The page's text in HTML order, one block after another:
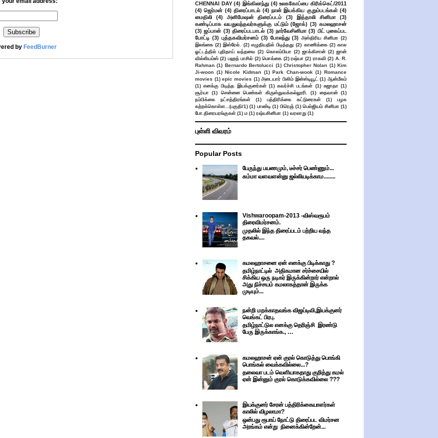
by FeedBurner
CHENNAI DAY (4) இங்கிலாந்து (4) உலககோப்பை கிரிக்கெட்/2011
(4) ஜெர்மன் (4) திரைப்பாடல் (4) நான் இயக்கிய குறும்படங்கள் (4)
மைதிலி
(4) அனிமேஷன் திரைப்படம் (3) இத்தாலி சினிமா
(3)
கண்டிப்பாக வயதுவந்தவர்களுக்கு மட்டும் (ஜோக்) (3) கமலஹாசன்
(3) ஜப்பான் (3) திரைப்படபாடல் (3) நார்வேசினிமா (3) பிட் புகைப்பட
போட்டி (3) புத்தகவிமர்சனம் (3) போலந்து (3) அஸ்திரிய சினிமா (2)
இலங்கை (2) இஸ்ரேல். (2) எழுதியதில் பிடித்தது (2) காணிக்கை (2) கால
ஓட்டத்தில் புதிதாய் வந்தவை (2) கொலம்பியா (2) ஜாக்கிசான் (2) ஜான்
வில்லியம்ஸ் (2) பஹத் பாசில் (2) மொக்கை (2) ரஷ்யா (2) ராகவி (2) A. R.
Rahman (1) Bernardo Bertolucci (1) Christopher Nolan (1) Kim
Ji-woon (1) Nicole Kidman (1) Park Chan-wook (1) Romance
movies (1) epic movies (1) அடையார் பிலிம் இன்ஸ்டியூட் (1) ஆன்மீகம்
(1) எனக்கு பிடித்த இயக்குனர்கள் (1) கவர்ச்சி படங்கள் (1) சுஜாதா (1)
சூர்யா (1) சென்னை பெண்கள் கிருஸ்துவக்கல்லூரி. (1) தைவான் (1)
நம்பிக்கை நட்சத்திரங்கள்
(1) பத்திரிக்கை கட்டுரைகள் (1)
பழக
கற்றக்கொள்ள...(பகுதி/1) (1) பாண்டி (1) பிரெஞ் (1) பெல்ஜியம் சினிமா (1)
போ.திரையரங்குகள் (1) ம (1) ரஷ்யசினிமா (1) வரலாறு (1)
புள்ளி விவரம்
Popular Posts
பேருந்து பயணமும், டீச்சர் பெண்ணும்...
சும்மா வளவளன்னு ஜல்லியடிக்காம........
Vishwaroopam-2013 -விஸ்வரூபம்
திரைவிமர்சனம்.
முதலில் இந்த திரைப்படம் பற்றிய வந்த
தகவல்....
கமலஹாசனை ஏன் எனக்கு பிடிக்காது ?
தமிழ்நாட்டில் அதிகமான சர்ச்சையில்
சிக்கிய ஒரு நடிகர் இருக்கின்றார் என்றால்
அது நிச்சயம் கமலாகத்தான் இருக்க
முடியும்...
நன்றி மறக்காதவங்க விஜய்டிவி,இயக்குனர்
வெங்கட் பிரபு.
தமிழ்நாட்டுல எனக்கு தெரிஞ்சி இரண்டு
பேரு இருக்காங்க., …
கமலஹாசன் ஏன் குரல் கொடுத்து பொங்கி
பொங்கல் வைக்கவில்லை...?
தலைவா படம் வெளியாகதாது குறித்து கமல்
ஏன் இன்னும் குரல் கொடுக்கவில்லை ???
இயக்குனர் சேரன் பத்திரிக்கையாளர்கள்
காலில் விழலாமா?
ஒன்பது ரூபாய் நோட்டு திரைப்பட விமர்சன
அரங்கம் என்று நினைக்கின்றேன்...